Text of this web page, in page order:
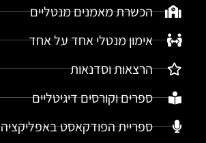
הכשרת מאמנים מנטליים
אימון מנטלי אחד על אחד
הרצאות וסדנאות
ספרים וקורסים דיגיטליים
ספריית הפודקאסט באפליקציה